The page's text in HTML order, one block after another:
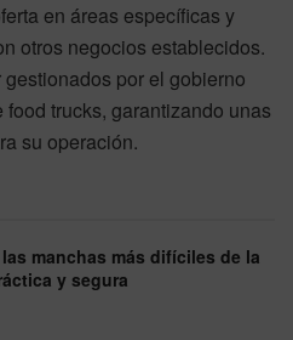
en áreas específicas y
otros negocios establecidos.
por el gobierno
trucks, garantizando unas
su operación.
manchas más difíciles de la
y segura